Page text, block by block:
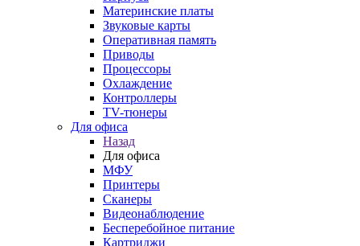
Материнские платы
Звуковые карты
Оперативная память
Приводы
Процессоры
Охлаждение
Контроллеры
TV-тюнеры
Для офиса
Назад
Для офиса
МФУ
Принтеры
Сканеры
Видеонаблюдение
Бесперебойное питание
Картриджи